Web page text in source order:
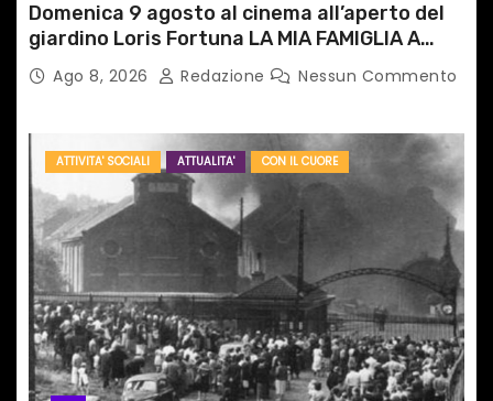
Domenica 9 agosto al cinema all’aperto del
giardino Loris Fortuna LA MIA FAMIGLIA A
TAIPEIAgo 8, 2026 Redazione Nessun Commento
ATTIVITA' SOCIALI ATTUALITA' CON IL CUORE